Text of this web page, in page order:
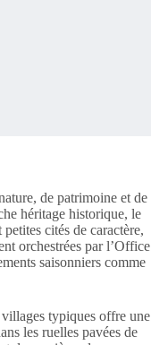
de patrimoine et de
héritage historique, le
cités de caractère,
orchestrées par l’Office
saisonniers comme
typiques offre une
les ruelles pavées de